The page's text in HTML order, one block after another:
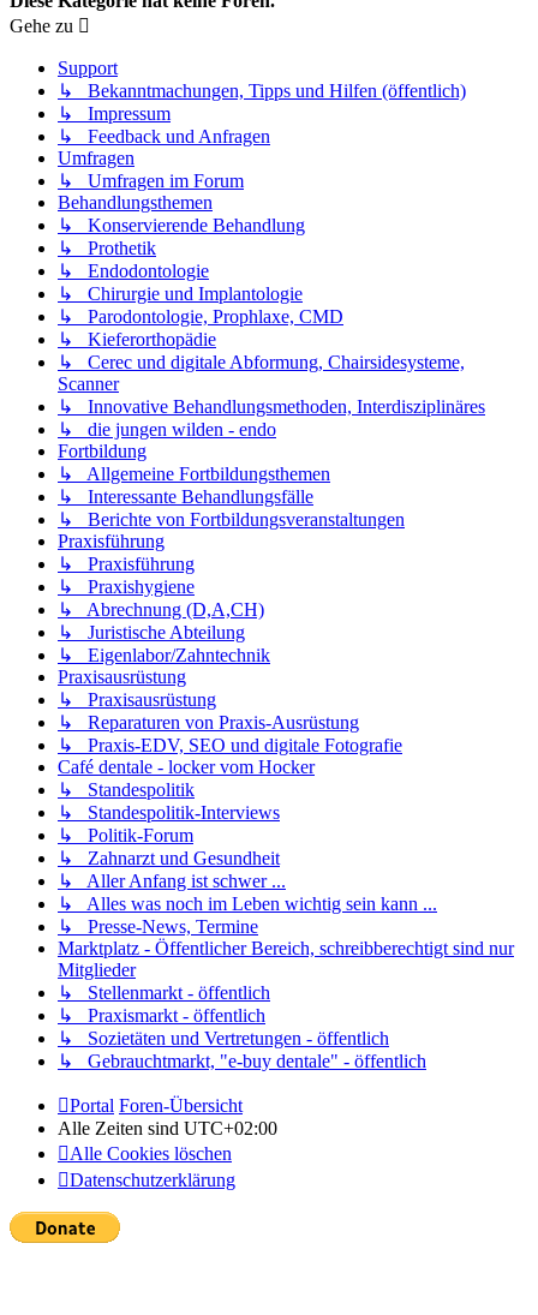
Gehe zu
Support
↳ Bekanntmachungen, Tipps und Hilfen (öffentlich)
↳ Impressum
↳ Feedback und Anfragen
Umfragen
↳ Umfragen im Forum
Behandlungsthemen
↳ Konservierende Behandlung
↳ Prothetik
↳ Endodontologie
↳ Chirurgie und Implantologie
↳ Parodontologie, Prophlaxe, CMD
↳ Kieferorthopädie
↳ Cerec und digitale Abformung, Chairsidesysteme,
Scanner
↳ Innovative Behandlungsmethoden, Interdisziplinäres
↳ die jungen wilden - endo
Fortbildung
↳ Allgemeine Fortbildungsthemen
↳ Interessante Behandlungsfälle
↳ Berichte von Fortbildungsveranstaltungen
Praxisführung
↳ Praxisführung
↳ Praxishygiene
↳ Abrechnung (D,A,CH)
↳ Juristische Abteilung
↳ Eigenlabor/Zahntechnik
Praxisausrüstung
↳ Praxisausrüstung
↳ Reparaturen von Praxis-Ausrüstung
↳ Praxis-EDV, SEO und digitale Fotografie
Café dentale - locker vom Hocker
↳ Standespolitik
↳ Standespolitik-Interviews
↳ Politik-Forum
↳ Zahnarzt und Gesundheit
↳ Aller Anfang ist schwer ...
↳ Alles was noch im Leben wichtig sein kann ...
↳ Presse-News, Termine
Marktplatz - Öffentlicher Bereich, schreibberechtigt sind nur
Mitglieder
↳ Stellenmarkt - öffentlich
↳ Praxismarkt - öffentlich
↳ Sozietäten und Vertretungen - öffentlich
↳ Gebrauchtmarkt, "e-buy dentale" - öffentlich
Portal Foren-Übersicht
Alle Zeiten sind UTC+02:00
Alle Cookies löschen
Datenschutzerklärung